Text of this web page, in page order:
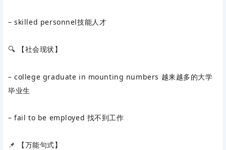
– skilled personnel技能人才
🔍 【社会现状】
– college graduate in mounting numbers 越来越多的大学
毕业生
– fail to be employed 找不到工作
📌 【万能句式】